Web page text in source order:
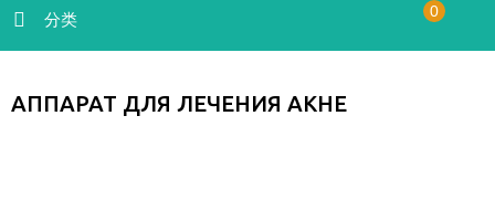
0
分类
АППАРАТ ДЛЯ ЛЕЧЕНИЯ АКНЕ